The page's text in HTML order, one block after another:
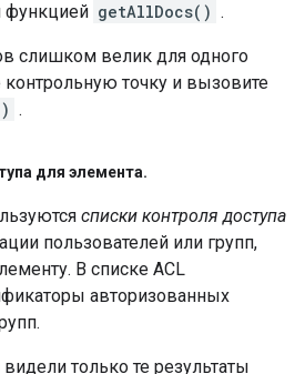
getAllDocs() .
слишком велик для одного
контрольную точку и вызовите
.
для элемента.
списки контроля доступа
пользователей или групп,
В списке ACL
авторизованных
только те результаты